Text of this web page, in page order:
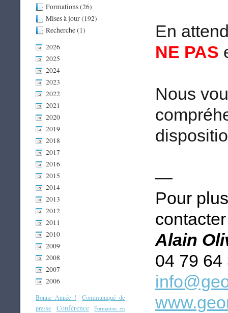
Formations (26)
Mises à jour (192)
Recherche (1)
2026
2025
2024
2023
2022
2021
2020
2019
2018
2017
2016
2015
2014
2013
2012
2011
2010
2009
2008
2007
2006
Bonne Année !
Communiqué de
presse
Conférence
Formation en
En
NE PAS
Nous
—
Pour
Alain
04 79 64